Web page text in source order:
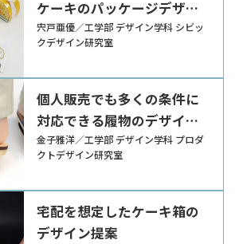
ケーキのパッケージデザイ
ン
宍戸亜優／工学部 デザイン学科 シビッ
クデザイン研究室
個人販売でも多くの条件に
対応できる履物のデザイン
提案
金子雅洋／工学部 デザイン学科 プロダ
クトデザイン研究室
宅配を想定したケーキ箱の
デザイン提案